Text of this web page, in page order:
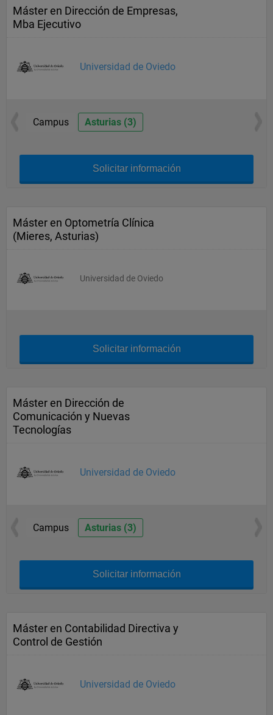
Máster en Dirección de Empresas,
Mba Ejecutivo
Universidad de Oviedo
Campus Asturias (3)
Solicitar información
Máster en Optometría Clínica
(Mieres, Asturias)
Universidad de Oviedo
Solicitar información
Máster en Dirección de
Comunicación y Nuevas
Tecnologías
Universidad de Oviedo
Campus Asturias (3)
Solicitar información
Máster en Contabilidad Directiva y
Control de Gestión
Universidad de Oviedo